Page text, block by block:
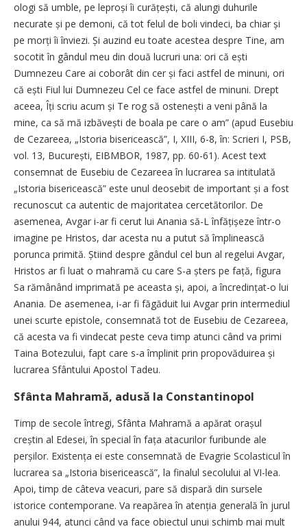
ologi să umble, pe leproși îi curățești, că alungi duhurile
necurate și pe demoni, că tot felul de boli vindeci, ba chiar și
pe morți îi înviezi. Și auzind eu toate acestea despre Tine, am
socotit în gândul meu din două lucruri una: ori că ești
Dumnezeu Care ai coborât din cer și faci astfel de minuni, ori
că ești Fiul lui Dumnezeu Cel ce face astfel de minuni. Drept
aceea, Îți scriu acum și Te rog să ostenești a veni până la
mine, ca să mă izbăvești de boala pe care o am” (apud Eusebiu
de Cezareea, „Istoria bisericească”, I, XIII, 6-8, în: Scrieri I, PSB,
vol. 13, București, EIBMBOR, 1987, pp. 60-61). Acest text
consemnat de Eusebiu de Cezareea în lucrarea sa intitulată
„Istoria bisericească” este unul deosebit de important și a fost
recunoscut ca autentic de majoritatea cercetătorilor. De
asemenea, Avgar i-ar fi cerut lui Anania să-L înfățișeze într-o
imagine pe Hristos, dar acesta nu a putut să împlinească
porunca primită. Știind despre gândul cel bun al regelui Avgar,
Hristos ar fi luat o mahramă cu care S-a șters pe față, figura
Sa rămânând imprimată pe aceasta și, apoi, a încredințat-o lui
Anania. De asemenea, i-ar fi făgăduit lui Avgar prin intermediul
unei scurte epistole, consemnată tot de Eusebiu de Cezareea,
că acesta va fi vindecat peste ceva timp atunci când va primi
Taina Botezului, fapt care s-a împlinit prin propovăduirea și
lucrarea Sfântului Apostol Tadeu.
Sfânta Mahramă, adusă la Constantinopol
Timp de secole întregi, Sfânta Mahramă a apărat orașul
creștin al Edesei, în special în fața atacurilor furibunde ale
perșilor. Existența ei este consemnată de Evagrie Scolasticul în
lucrarea sa „Istoria bisericească”, la finalul secolului al VI-lea.
Apoi, timp de câteva veacuri, pare să dispară din sursele
istorice contemporane. Va reapărea în atenția generală în jurul
anului 944, atunci când va face obiectul unui schimb mai mult